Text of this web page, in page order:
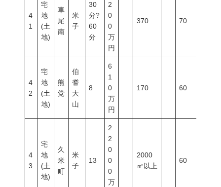
4
1
宅
地
(土
地)
車
尾
南
米
子
30
分?
60
分
2
0
0
万
円
370 70
4
2
宅
地
(土
地)
熊
党
伯
耆
大
山
8
6
1
0
万
円
170 60
4
3
宅
地
(土
地)
久
米
町
米
子
13
2
2
0
0
0
万
2000
㎡以上
60